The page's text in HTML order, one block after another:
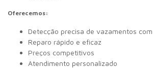
Oferecemos:
Detecção precisa de vazamentos
Reparo rápido e eficaz
Preços competitivos
Atendimento personalizado